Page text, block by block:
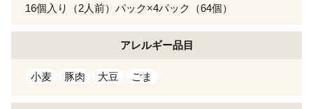
16個入り（2人前）パック×4パック（64個）
アレルギー品目
小麦 豚肉 大豆 ごま